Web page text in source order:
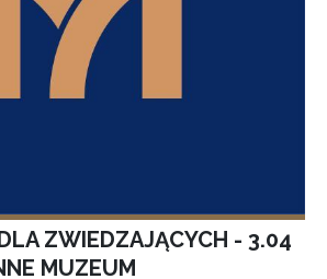
ZWIEDZAJĄCYCH - 3.04
MUZEUM